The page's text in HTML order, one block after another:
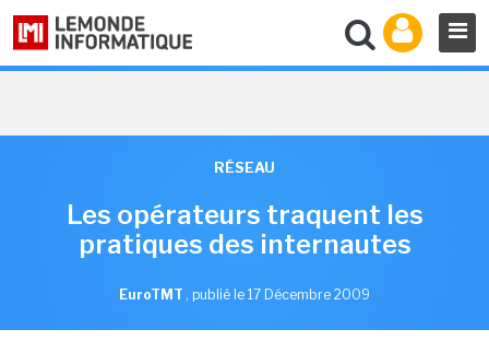
RÉSEAU
Les opérateurs traquent les
pratiques des internautes
EuroTMT , publié le 17 Décembre 2009